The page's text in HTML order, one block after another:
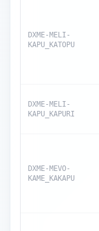
DXME-MELI-
KAPU_KATOPU
DXME-MELI-
KAPU_KAPURI
DXME-MEVO-
KAME_KAKAPU